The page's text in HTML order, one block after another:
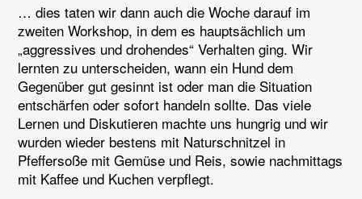
… dies taten wir dann auch die Woche darauf im
zweiten Workshop, in dem es hauptsächlich um
„aggressives und drohendes“ Verhalten ging. Wir
lernten zu unterscheiden, wann ein Hund dem
Gegenüber gut gesinnt ist oder man die Situation
entschärfen oder sofort handeln sollte. Das viele
Lernen und Diskutieren machte uns hungrig und wir
wurden wieder bestens mit Naturschnitzel in
Pfeffersoße mit Gemüse und Reis, sowie nachmittags
mit Kaffee und Kuchen verpflegt.